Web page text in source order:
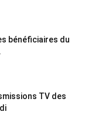
bénéficiaires du
TV des